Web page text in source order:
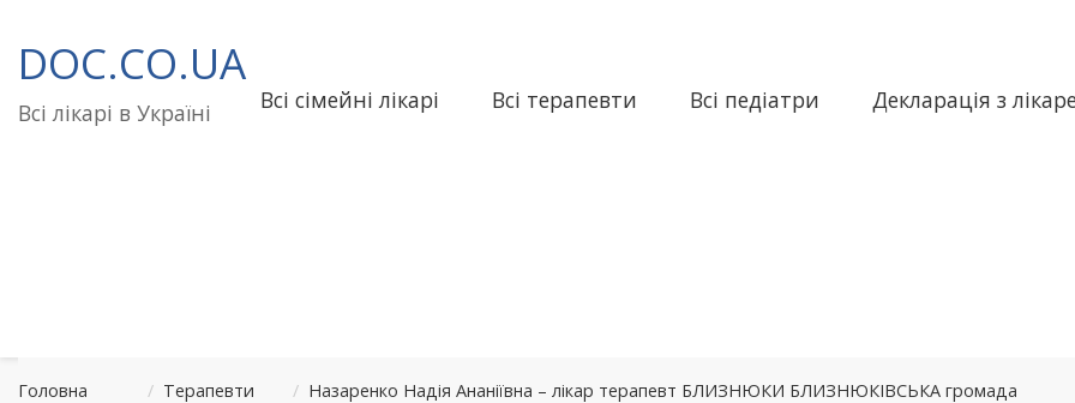
до
вмісту
DOC.CO.UA
Всі лікарі в Україні Всі сімейні лікарі Всі терапевти Всі педіатри Декларація з
Головна / Терапевти / Назаренко Надія Ананіївна – лікар терапевт БЛИЗНЮКИ БЛИЗНЮКІВСЬКА громада